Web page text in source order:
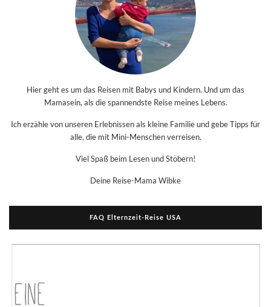
Hier geht es um das Reisen mit Babys und Kindern. Und um das
Mamasein, als die spannendste Reise meines Lebens.
Ich erzähle von unseren Erlebnissen als kleine Familie und gebe Tipps für
alle, die mit Mini-Menschen verreisen.
Viel Spaß beim Lesen und Stöbern!
Deine Reise-Mama Wibke
FAQ Elternzeit-Reise USA